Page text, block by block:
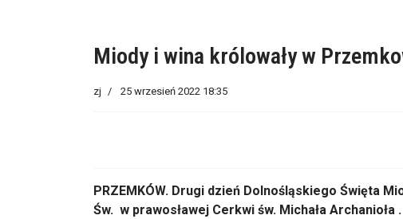
Miody i wina królowały w
zj 25 wrzesień 2022 18:35
PRZEMKÓW. Drugi dzień Dolnośląskiego Święta
Św. w prawosławej Cerkwi św. Michała